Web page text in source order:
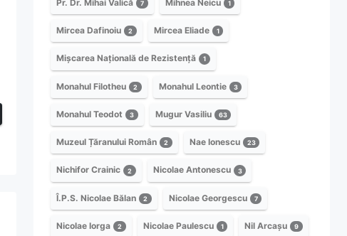
Pr. Dr. Mihai Valică 7 Mihnea Neicu 1
Mircea Dafinoiu 2 Mircea Eliade 1
Mișcarea Națională de Rezistență 1
Monahul Filotheu 2 Monahul Leontie 3
Monahul Teodot 3 Mugur Vasiliu 63
Muzeul Țăranului Român 2 Nae Ionescu 23
Nichifor Crainic 2 Nicolae Antonescu 3
Î.P.S. Nicolae Bălan 2 Nicolae Georgescu 7
Nicolae Iorga 2 Nicolae Paulescu 1 Nil Arcașu 9